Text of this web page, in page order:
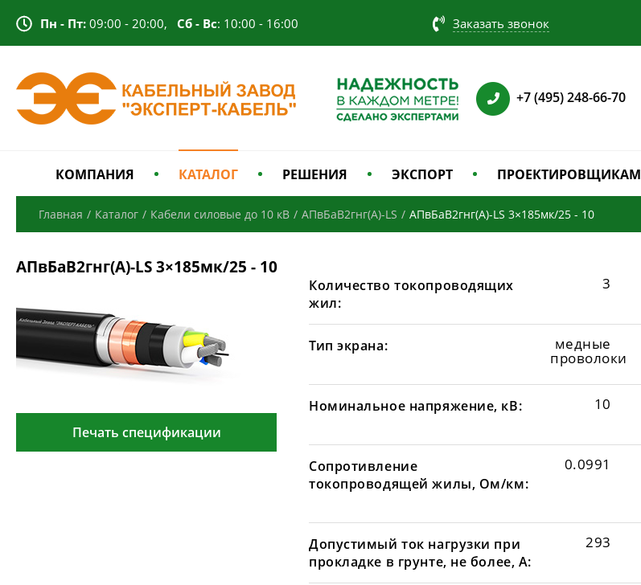
Пн - Пт: 09:00 - 20:00, Сб - Вс: 10:00 - 16:00 Заказать звонок
+7 (495) 248-66-70
КОМПАНИЯ КАТАЛОГ РЕШЕНИЯ ЭКСПОРТ ПРОЕКТИРОВЩИКАМ
Главная / Каталог / Кабели силовые до 10 кВ / АПвБаВ2гнг(А)-LS / АПвБаВ2гнг(А)-LS 3×185мк/25 - 10
АПвБаВ2гнг(А)-LS 3×185мк/25 - 10
Печать спецификации
Количество токопроводящих
жил:
3
Тип экрана: медные
проволоки
Номинальное напряжение, кВ: 10
Сопротивление
токопроводящей жилы, Ом/км:
0.0991
Допустимый ток нагрузки при
прокладке в грунте, не более, А:
293